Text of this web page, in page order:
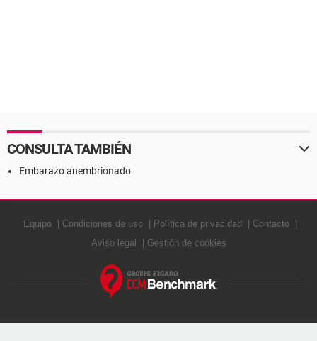
CONSULTA TAMBIÉN
Embarazo anembrionado
Equipo Condiciones de uso Política de privacidad
Contacto
Aviso legal
Gestión de cookies